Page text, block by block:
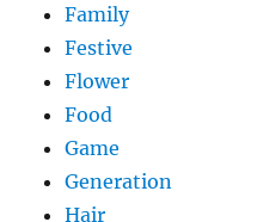
Family
Festive
Flower
Food
Game
Generation
Hair